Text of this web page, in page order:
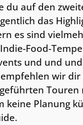
du auf den
das
es sind
Food-
und und
wir dir
keine Planung